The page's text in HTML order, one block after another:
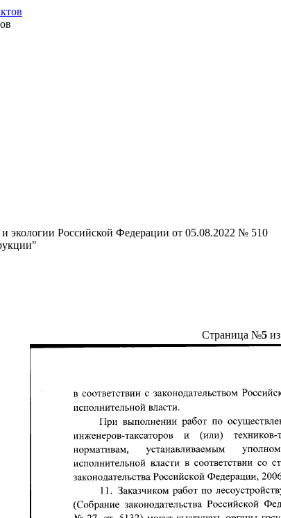
экологии Российской Федерации от 05.08.2022 № 510
Страница №5из